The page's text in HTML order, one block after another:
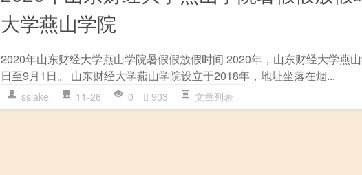
大学燕山学院
2020年山东财经大学燕山学院暑假假放假时间 2020年，山东财经大学燕
日至9月1日。 山东财经大学燕山学院设立于2018年，地址坐落在烟...
sslake 11-26 0 903 文章列表